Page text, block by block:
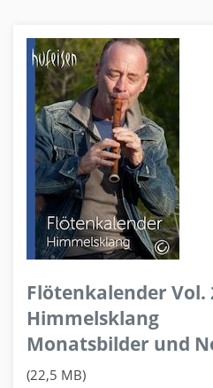
Flötenkalender Vol.
Himmelsklang
Monatsbilder und
(22,5 MB)